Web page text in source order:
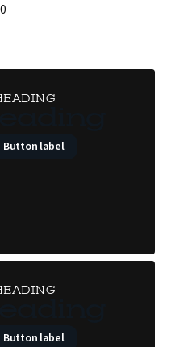
Button label
Button label